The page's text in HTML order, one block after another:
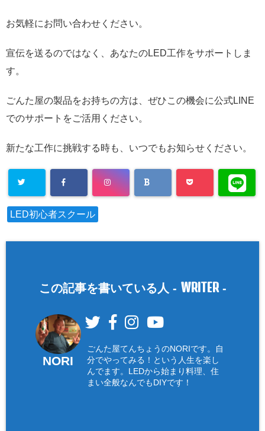
お気軽にお問い合わせください。
宣伝を送るのではなく、あなたのLED工作をサポートしま
す。
ごんた屋の製品をお持ちの方は、ぜひこの機会に公式LINE
でのサポートをご活用ください。
新たな工作に挑戦する時も、いつでもお知らせください。
LED初心者スクール
この記事を書いている人 - WRITER-
NORI
ごんた屋てんちょうのNORIです。自
分でやってみる！という人生を楽し
んでます。LEDから始まり料理、住
まい全般なんでもDIYです！